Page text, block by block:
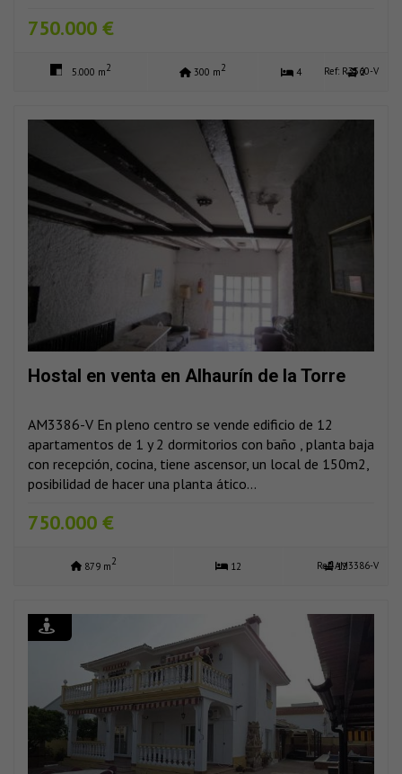
750.000 €
5.000 m2 300 m2 4 2
Ref: R3560-V
Hostal en venta en Alhaurín de la Torre
AM3386-V En pleno centro se vende edificio de 12
apartamentos de 1 y 2 dormitorios con baño , planta baja
con recepción, cocina, tiene ascensor, un local de 150m2,
posibilidad de hacer una planta ático...
750.000 €
879 m2 12 12
Ref: AM3386-V